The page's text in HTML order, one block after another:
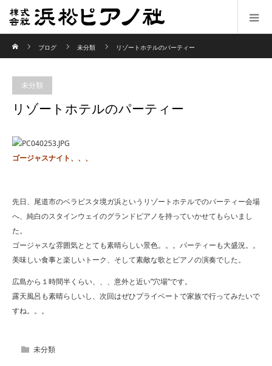
ブログ
未分類 リゾートホテルのパーティー
未分類
リゾートホテルのパーティー
ゴージャスナイト、、、
先日、尾道市のベラビスタ境ガ浜というリゾートホテルでのパーティー会場
へ、純白のスタインウェイのグランドピアノを持っていかせてもらいまし
た。
ゴージャスな雰囲気ととても素晴らしい景色。。。パーティーも大盛況。。
美味しい食事と楽しいトーク、そして素敵な歌とピアノの演奏でした。
広島から１時間半くらい、、、意外と近い”穴場”です。
露天風呂も素晴らしいし、次回はぜひプライベートで家族で行ってみたいで
すね。。。
未分類